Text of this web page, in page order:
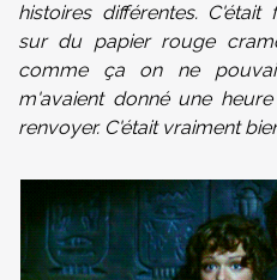
histoires différentes. C'était
sur du papier rouge
comme ça on ne
m'avaient donné une
renvoyer. C'était vraiment